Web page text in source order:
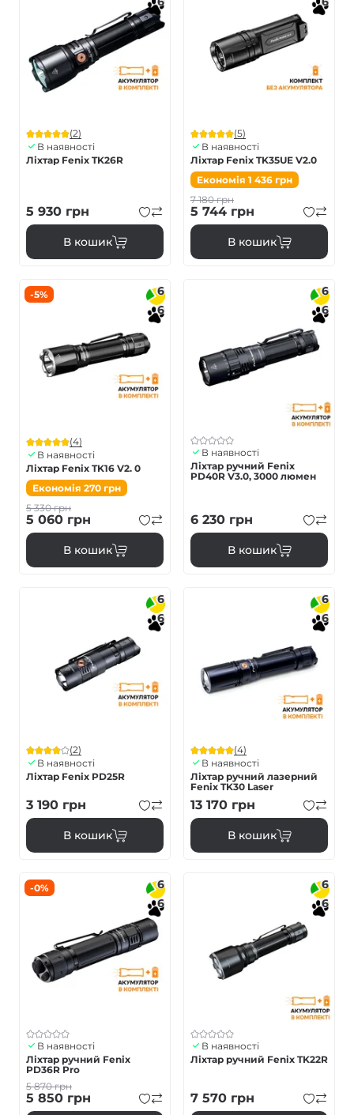
(2)
В наявності
Ліхтар Fenix TK26R
5 930 грн
В кошик
(5)
В наявності
Ліхтар Fenix TK35UE V2.0
Економія 1 436 грн
7 180грн
5 744 грн
В кошик
-5%
6
6
(4)
В наявності
Ліхтар Fenix TK16 V2. 0
Економія 270 грн
5 330грн
5 060 грн
В кошик
6
6
В наявності
Ліхтар ручний Fenix
PD40R V3.0, 3000 люмен
6 230 грн
В кошик
6
6
(2)
В наявності
Ліхтар Fenix PD25R
3 190 грн
В кошик
6
6
(4)
В наявності
Ліхтар ручний лазерний
Fenix TK30 Laser
13 170 грн
В кошик
-0%
6
6
В наявності
Ліхтар ручний Fenix
PD36R Pro
5 870грн
5 850 грн
6
6
В наявності
Ліхтар ручний Fenix TK22R
7 570 грн